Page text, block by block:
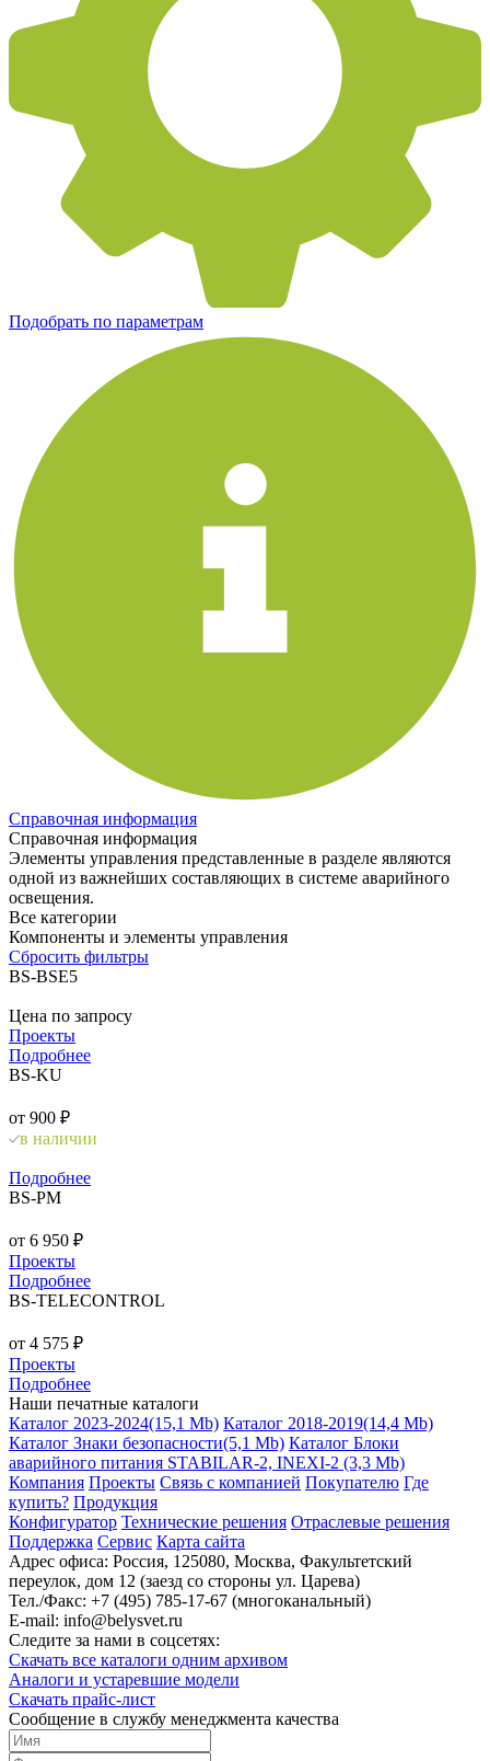
Подобрать по параметрам
Справочная информация
Справочная информация
Элементы управления представленные в разделе являются
одной из важнейших составляющих в системе аварийного
освещения.
Все категории
Компоненты и элементы управления
Сбросить фильтры
BS-BSE5
Цена по запросу
Проекты
Подробнее
BS-KU
от 900 ₽
в наличии
Подробнее
BS-PM
от 6 950 ₽
Проекты
Подробнее
BS-TELECONTROL
от 4 575 ₽
Проекты
Подробнее
Наши печатные каталоги
Каталог 2023-2024(15,1 Mb) Каталог 2018-2019(14,4 Mb)
Каталог Знаки безопасности(5,1 Mb) Каталог Блоки
аварийного питания STABILAR-2, INEXI-2 (3,3 Mb)
Компания Проекты Связь с компанией Покупателю Где
купить? Продукция
Конфигуратор Технические решения Отраслевые решения
Поддержка Сервис Карта сайта
Адрес офиса: Россия, 125080, Москва, Факультетский
переулок, дом 12 (заезд со стороны ул. Царева)
Тел./Факс: +7 (495) 785-17-67 (многоканальный)
E-mail: info@belysvet.ru
Следите за нами в соцсетях:
Скачать все каталоги одним архивом
Аналоги и устаревшие модели
Скачать прайс-лист
Cообщение в службу менеджмента качества